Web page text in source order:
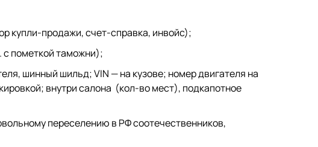
купли-продажи, счет-справка, инвойс);
пометкой таможни);
шинный шильд; VIN — на кузове; номер двигателя на
внутри салона (кол-во мест), подкапотное
переселению в РФ соотечественников,